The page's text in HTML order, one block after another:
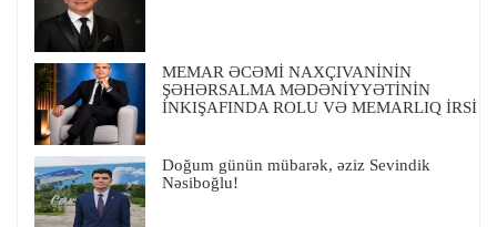
MEMAR ƏCƏMİ NAXÇIVANİNİN
ŞƏHƏRSALMA MƏDƏNİYYƏTİNİN
İNKIŞAFINDA ROLU VƏ MEMARLIQ İRSİ
Doğum günün mübarək, əziz Sevindik
Nəsiboğlu!